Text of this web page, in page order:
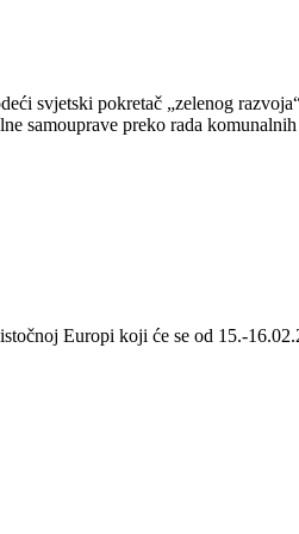
svjetski pokretač „zelenog
samouprave preko rada
Europi koji će se od 15.-